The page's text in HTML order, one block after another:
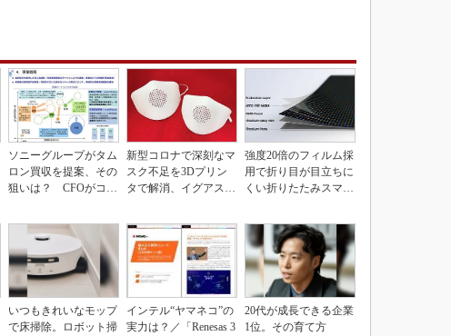
ソニーグループがタム
ロン買収を提案、その
狙いは？ CFOがコメ
新型コロナで深刻なマ
スク不足を3Dプリン
タで解消、イグアスが
強度20倍のフィルム採
用で折り目が目立ちに
くい折りたたみスマホ
いつもきれいなモップ
で床掃除。ロボット掃
インテル“ヤマネコ”の
実力は？／「Renesas 3
20代が成長できる企業
1位。その育て方